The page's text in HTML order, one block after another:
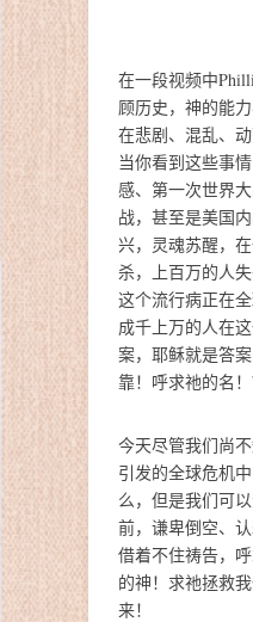
在一段视频中
顾历史，神的能
在悲剧、混乱、
当你看到这些事
感、第一次世界
战，甚至是美国
兴，灵魂苏醒，
杀，上百万的人
这个流行病正在
成千上万的人在
案，耶稣就是答
靠！呼求祂的名
今天尽管我们尚
引发的全球危机
么，但是我们可
前，谦卑倒空、
借着不住祷告，
的神！求祂拯救
来！